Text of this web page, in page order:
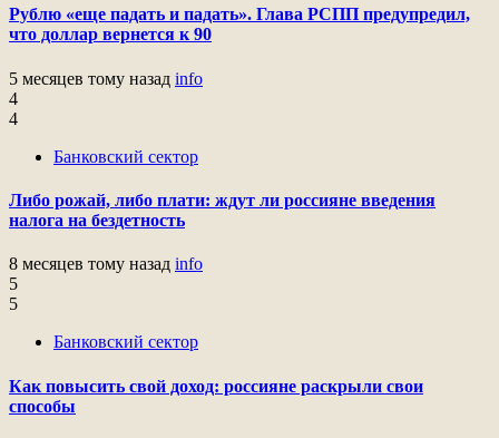
Рублю «еще падать и падать». Глава РСПП предупредил,
что доллар вернется к 90
5 месяцев тому назад info
4
4
Банковский сектор
Либо рожай, либо плати: ждут ли россияне введения
налога на бездетность
8 месяцев тому назад info
5
5
Банковский сектор
Как повысить свой доход: россияне раскрыли свои
способы